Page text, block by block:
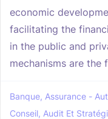
economic
facilitating the
in the public and
mechanisms are the
Banque, Assurance -
Conseil, Audit Et